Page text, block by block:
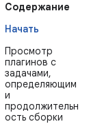
Содержание
Начать
Просмотр
плагинов с
задачами,
определяющим
и
продолжительн
ость сборки